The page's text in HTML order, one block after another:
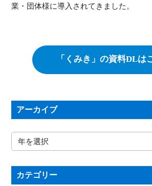
業・団体様に導入されてきました。
「くみき」の資料DLは
アーカイブ
カテゴリー